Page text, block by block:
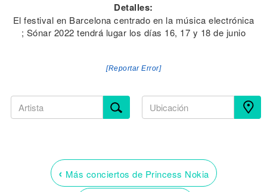
Detalles:
El festival en Barcelona centrado en la música electrónica
; Sónar 2022 tendrá lugar los días 16, 17 y 18 de junio
[Reportar Error]
‹ Más conciertos de Princess Nokia